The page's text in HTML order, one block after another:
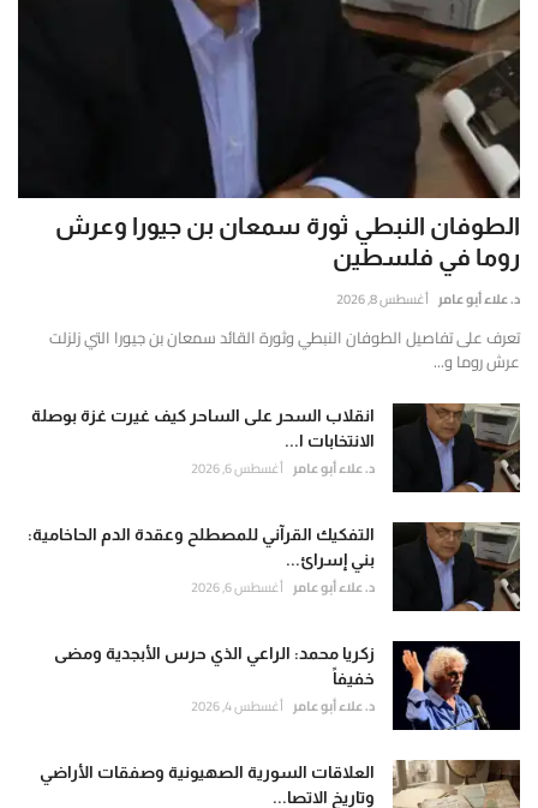
الطوفان النبطي ثورة سمعان بن جيورا وعرش
روما في فلسطين
د. علاء أبو عامر أغسطس 8, 2026
تعرف على تفاصيل الطوفان النبطي وثورة القائد سمعان بن جيورا التي زلزلت
عرش روما و...
انقلاب السحر على الساحر كيف غيرت غزة بوصلة
الانتخابات ا...
د. علاء أبو عامر أغسطس 6, 2026
التفكيك القرآني للمصطلح وعقدة الدم الحاخامية:
بني إسرائ...
د. علاء أبو عامر أغسطس 6, 2026
زكريا محمد: الراعي الذي حرس الأبجدية ومضى
خفيفاً
د. علاء أبو عامر أغسطس 4, 2026
العلاقات السورية الصهيونية وصفقات الأراضي
وتاريخ الاتصا...